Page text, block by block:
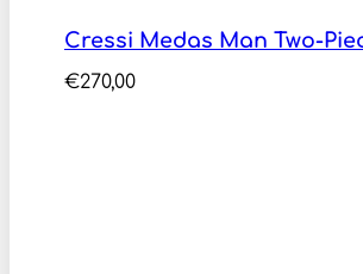
Cressi Medas Man Two-
€270,00